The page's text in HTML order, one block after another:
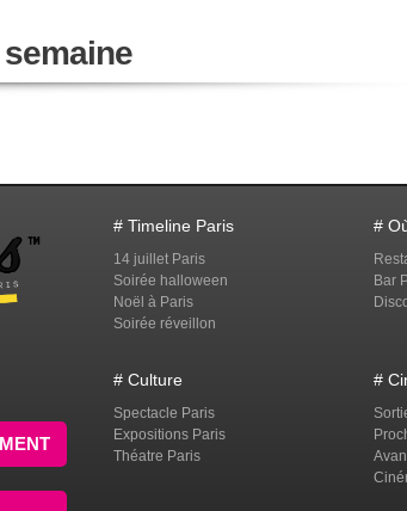
# Timeline Paris
14 juillet Paris
Soirée halloween
Noël à Paris
Soirée réveillon
#
Bar
# Culture
Spectacle Paris
Expositions Paris
Théatre Paris
#